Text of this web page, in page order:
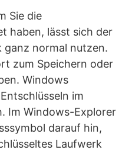
Sie die
haben, lässt sich der
ganz normal nutzen.
zum Speichern oder
Windows
im
Im Windows-Explorer
darauf hin,
Laufwerk